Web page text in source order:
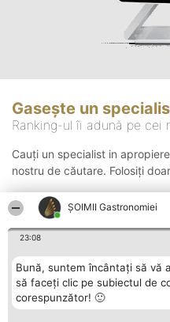
ȘOIMII Gastronomiei
23:08
Bună, suntem încântați să vă
să faceți clic pe subiectul de
corespunzător! 🙂
Gasește un
Ranking-ul îi adună pe cei
Cauți un specialist in
nostru de căutare. Folosiți